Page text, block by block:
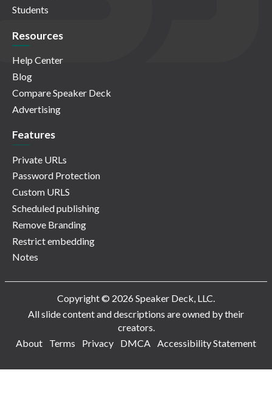
Students
Resources
Help Center
Blog
Compare Speaker Deck
Advertising
Features
Private URLs
Password Protection
Custom URLS
Scheduled publishing
Remove Branding
Restrict embedding
Notes
Copyright © 2026 Speaker Deck, LLC.
All slide content and descriptions are owned by their
creators.
About
Terms Privacy DMCA Accessibility Statement